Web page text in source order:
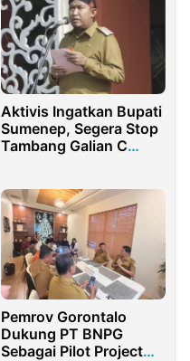
Aktivis Ingatkan Bupati
Sumenep, Segera Stop
Tambang Galian C
Pemrov Gorontalo
Dukung PT BNPG
Sebagai Pilot Project